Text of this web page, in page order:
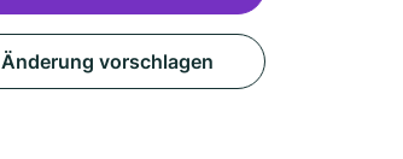
Änderung vorschlagen